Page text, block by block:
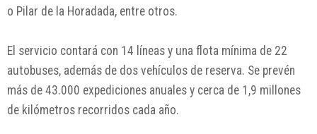
o Pilar de la Horadada, entre otros.
El servicio contará con 14 líneas y una flota mínima de 22
autobuses, además de dos vehículos de reserva. Se prevén
más de 43.000 expediciones anuales y cerca de 1,9 millones
de kilómetros recorridos cada año.